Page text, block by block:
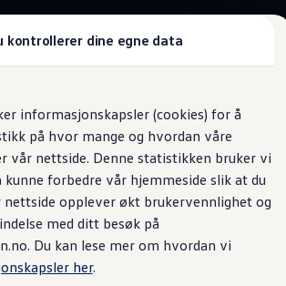
kontrollerer dine egne data
informasjonskapsler (cookies) for å
på hvor mange og hvordan våre
vår nettside. Denne statistikken bruker vi
forbedre vår hjemmeside slik at du
nettside opplever økt brukervennlighet og
med ditt besøk på
Du kan lese mer om hvordan vi
her.
Tekniske data og utstyr
GTX Lang Varebil
Buzz Cargo
Digital nøkkel
med Digital